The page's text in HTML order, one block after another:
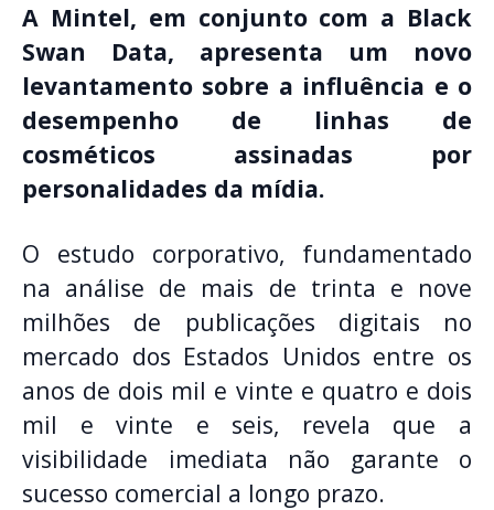
A Mintel, em conjunto com a Black
Swan Data, apresenta um novo
levantamento sobre a influência e o
desempenho de linhas de
cosméticos assinadas por
personalidades da mídia.
O estudo corporativo, fundamentado
na análise de mais de trinta e nove
milhões de publicações digitais no
mercado dos Estados Unidos entre os
anos de dois mil e vinte e quatro e dois
mil e vinte e seis, revela que a
visibilidade imediata não garante o
sucesso comercial a longo prazo.